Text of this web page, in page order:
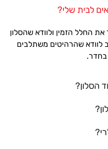
לבית שלי?
החלל הזמין ולוודא שהסלון
לוודא שהרהיטים משתלבים
בחדר.
הסלון?